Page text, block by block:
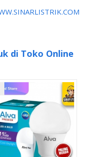
di Toko Online